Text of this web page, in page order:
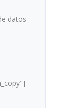
datos